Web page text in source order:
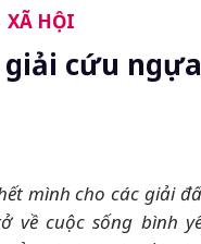
XÃ HỘI
cứu
mình cho các giải
về cuộc sống bình